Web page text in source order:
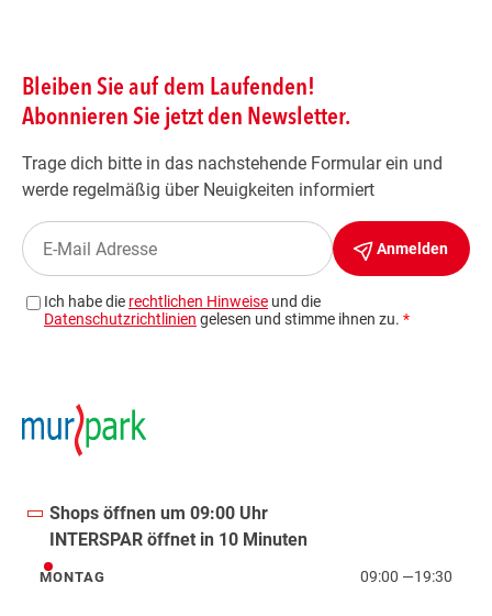
Shops öffnen um 09:00 Uhr
INTERSPAR öffnet in 10 Minuten
Montag
MONTAG 09:00 —19:30